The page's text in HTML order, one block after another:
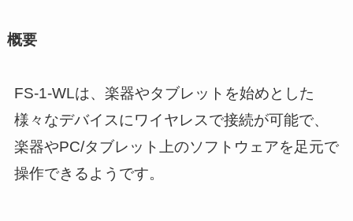
概要
FS-1-WLは、楽器やタブレットを始めとした
様々なデバイスにワイヤレスで接続が可能で、
楽器やPC/タブレット上のソフトウェアを足元で
操作できるようです。